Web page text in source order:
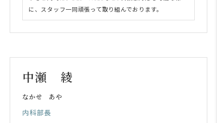
に、スタッフ一同頑張って取り組んでおります。
中瀬 綾
なかせ あや
内科部長